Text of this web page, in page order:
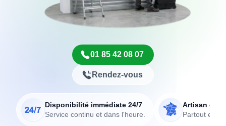
01 85 42 08 07
Rendez-vous
Disponibilité immédiate 24/7
Service continu et dans l'heure.
Artisan de
Partout en